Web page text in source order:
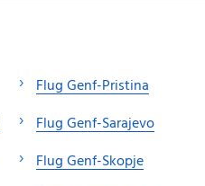
Flug Genf-Pristina
Flug Genf-Sarajevo
Flug Genf-Skopje